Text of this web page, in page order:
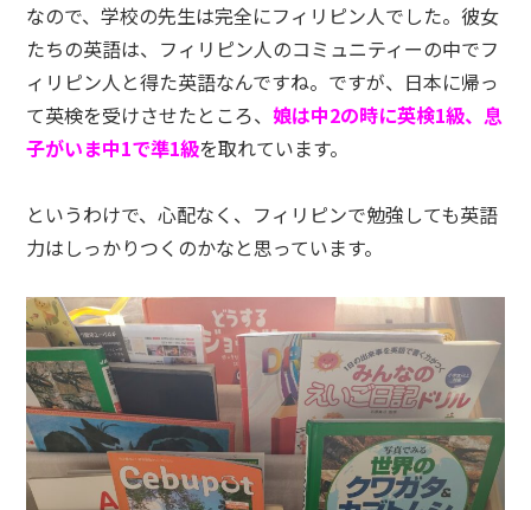
なので、学校の先生は完全にフィリピン人でした。彼女
たちの英語は、フィリピン人のコミュニティーの中でフ
ィリピン人と得た英語なんですね。ですが、日本に帰っ
て英検を受けさせたところ、娘は中2の時に英検1級、息
子がいま中1で準1級を取れています。
というわけで、心配なく、フィリピンで勉強しても英語
力はしっかりつくのかなと思っています。